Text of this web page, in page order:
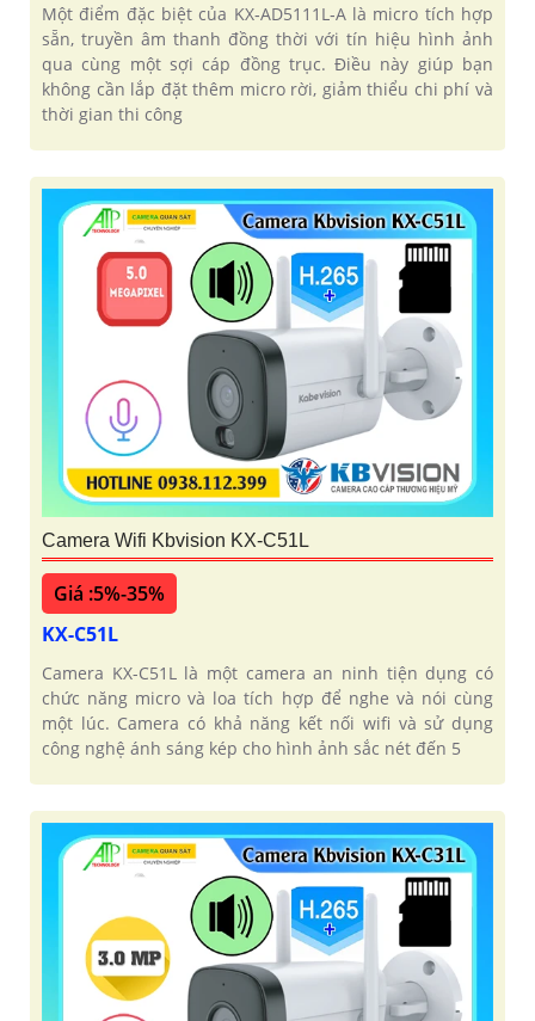
Một điểm đặc biệt của KX‑AD5111L‑A là micro tích hợp
sẵn, truyền âm thanh đồng thời với tín hiệu hình ảnh
qua cùng một sợi cáp đồng trục. Điều này giúp bạn
không cần lắp đặt thêm micro rời, giảm thiểu chi phí và
thời gian thi công
Camera Wifi Kbvision KX-C51L
Giá :5%-35%
KX-C51L
Camera KX-C51L là một camera an ninh tiện dụng có
chức năng micro và loa tích hợp để nghe và nói cùng
một lúc. Camera có khả năng kết nối wifi và sử dụng
công nghệ ánh sáng kép cho hình ảnh sắc nét đến 5